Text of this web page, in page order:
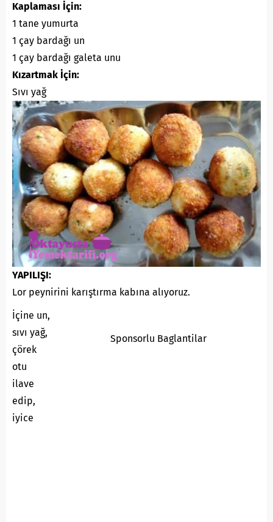
Kaplaması İçin:
1 tane yumurta
1 çay bardağı un
1 çay bardağı galeta unu
Kızartmak İçin:
Sıvı yağ
YAPILIŞI:
Lor peynirini karıştırma kabına alıyoruz.
Sponsorlu Baglantilar
İçine un,
sıvı yağ,
çörek
otu
ilave
edip,
iyice